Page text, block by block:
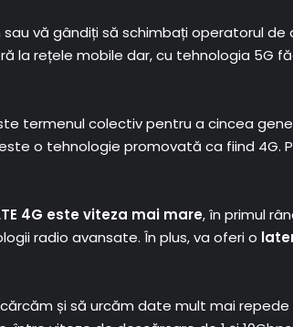
vă gândiți să schimbați operatorul
la rețele mobile dar, cu tehnologia 5G
termenul colectiv pentru a cincea
o tehnologie promovată ca fiind
4G este viteza mai mare, în primul
radio avansate. În plus, va oferi o
și să urcăm date mult mai